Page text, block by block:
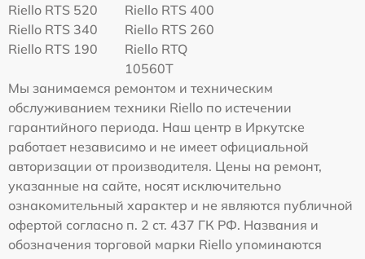
Riello RTS 520
Riello RTS 400
Riello RTS 340
Riello RTS 260
Riello RTS 190
Riello RTQ
10560T
Мы занимаемся ремонтом и техническим
обслуживанием техники Riello по истечении
гарантийного периода. Наш центр в Иркутске
работает независимо и не имеет официальной
авторизации от производителя. Цены на ремонт,
указанные на сайте, носят исключительно
ознакомительный характер и не являются публичной
офертой согласно п. 2 ст. 437 ГК РФ. Названия и
обозначения торговой марки Riello упоминаются